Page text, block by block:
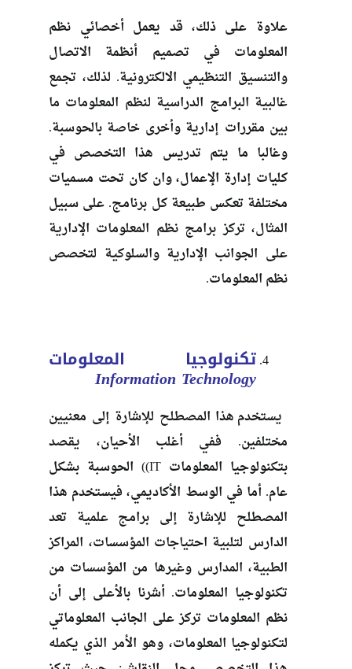
علاوة على ذلك، قد يعمل أخصائي نظم
المعلومات في تصميم أنظمة الاتصال
والتنسيق التنظيمي الالكترونية. لذلك، تجمع
غالبية البرامج الدراسية لنظم المعلومات ما
بين مقررات إدارية وأخرى خاصة بالحوسبة.
وغالبا ما يتم تدريس هذا التخصص في
كليات إدارة الإعمال، وان كان تحت مسميات
مختلفة تعكس طبيعة كل برنامج. على سبيل
المثال، تركز برامج نظم المعلومات الإدارية
على الجوانب الإدارية والسلوكية لتخصص
نظم المعلومات.
تكنولوجيا المعلومات
Information Technology
يستخدم هذا المصطلح للإشارة إلى معنيين
مختلفين. ففي أغلب الأحيان، يقصد
بتكنولوجيا المعلومات IT)) الحوسبة بشكل
عام. أما في الوسط الأكاديمي، فيستخدم هذا
المصطلح للإشارة إلى برامج علمية تعد
الدارس لتلبية احتياجات المؤسسات، المراكز
الطبية، المدارس وغيرها من المؤسسات من
تكنولوجيا المعلومات. أشرنا بالأعلى إلى أن
نظم المعلومات تركز على الجانب المعلوماتي
لتكنولوجيا المعلومات، وهو الأمر الذي يكمله